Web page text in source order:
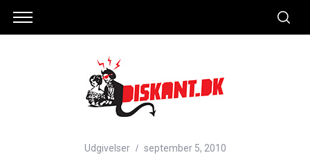
Udgivelser september 5, 2010